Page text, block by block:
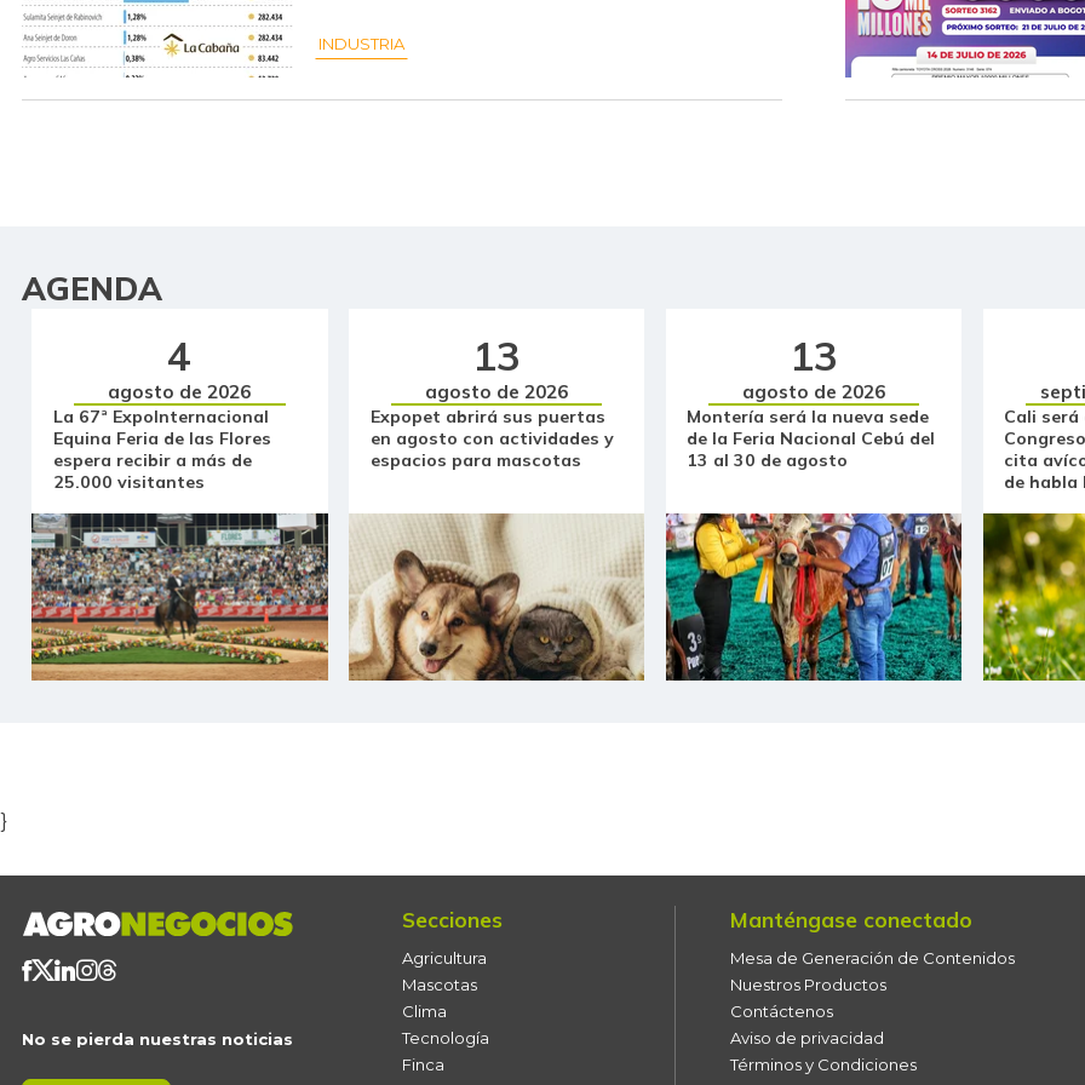
Fríjol bolón
Fríjol verde en vaina
Gelatina
Granadilla
Guanábana
Guayaba
Habichuela
Harina de trigo
Harina precocida de maíz
Lechuga crespa
Lenteja
Limón común
INDUSTRIA
AGENDA
4
agosto de 2026
La 67ª ExpoInternacional
Equina Feria de las Flores
espera recibir a más de
25.000 visitantes
13
agosto de 2026
Expopet abrirá sus puertas
en agosto con actividades y
espacios para mascotas
13
agosto de 2026
Montería será la nueva sede
de la Feria Nacional Cebú del
13 al 30 de agosto
Cali será
cita
de habla
}
No se pierda nuestras noticias
Secciones
Agricultura
Mascotas
Clima
Tecnología
Finca
Manténgase conectado
Mesa de Generación de Contenidos
Nuestros Productos
Contáctenos
Aviso de privacidad
Términos y Condiciones